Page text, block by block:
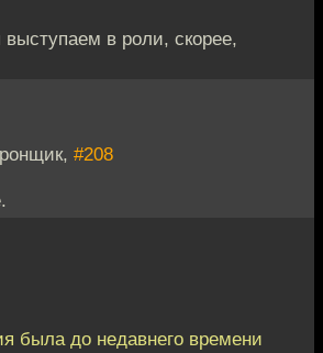
в роли, скорее,
#208
была до недавнего времени